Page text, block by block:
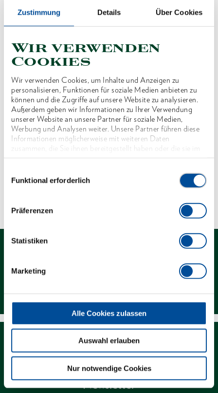
Zustimmung Details Über Cookies
Wir verwenden
Cookies
Wir verwenden Cookies, um Inhalte und Anzeigen zu
personalisieren, Funktionen für soziale Medien anbieten zu
können und die Zugriffe auf unsere Website zu analysieren.
Außerdem geben wir Informationen zu Ihrer Verwendung
unserer Website an unsere Partner für soziale Medien,
Werbung und Analysen weiter. Unsere Partner führen diese
Informationen möglicherweise mit weiteren Daten
zusammen, die Sie ihnen bereitgestellt haben oder die sie im
Rahmen Ihrer Nutzung der Dienste gesammelt haben. Unsere
Funktional erforderlich
Präferenzen
Statistiken
Marketing
Alle Cookies zulassen
Auswahl erlauben
Nur notwendige Cookies
Produktlinie
Produktbeschreibung
Reduzierung der SW für Wechselkassette Typ
WK12 - 70
Abmessungen und Gewichte
Lieferumfang
Kontakt
Newsletter